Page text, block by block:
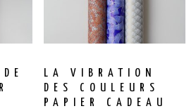
LA VIBRATION
DES COULEURS
PAPIER CADEAU